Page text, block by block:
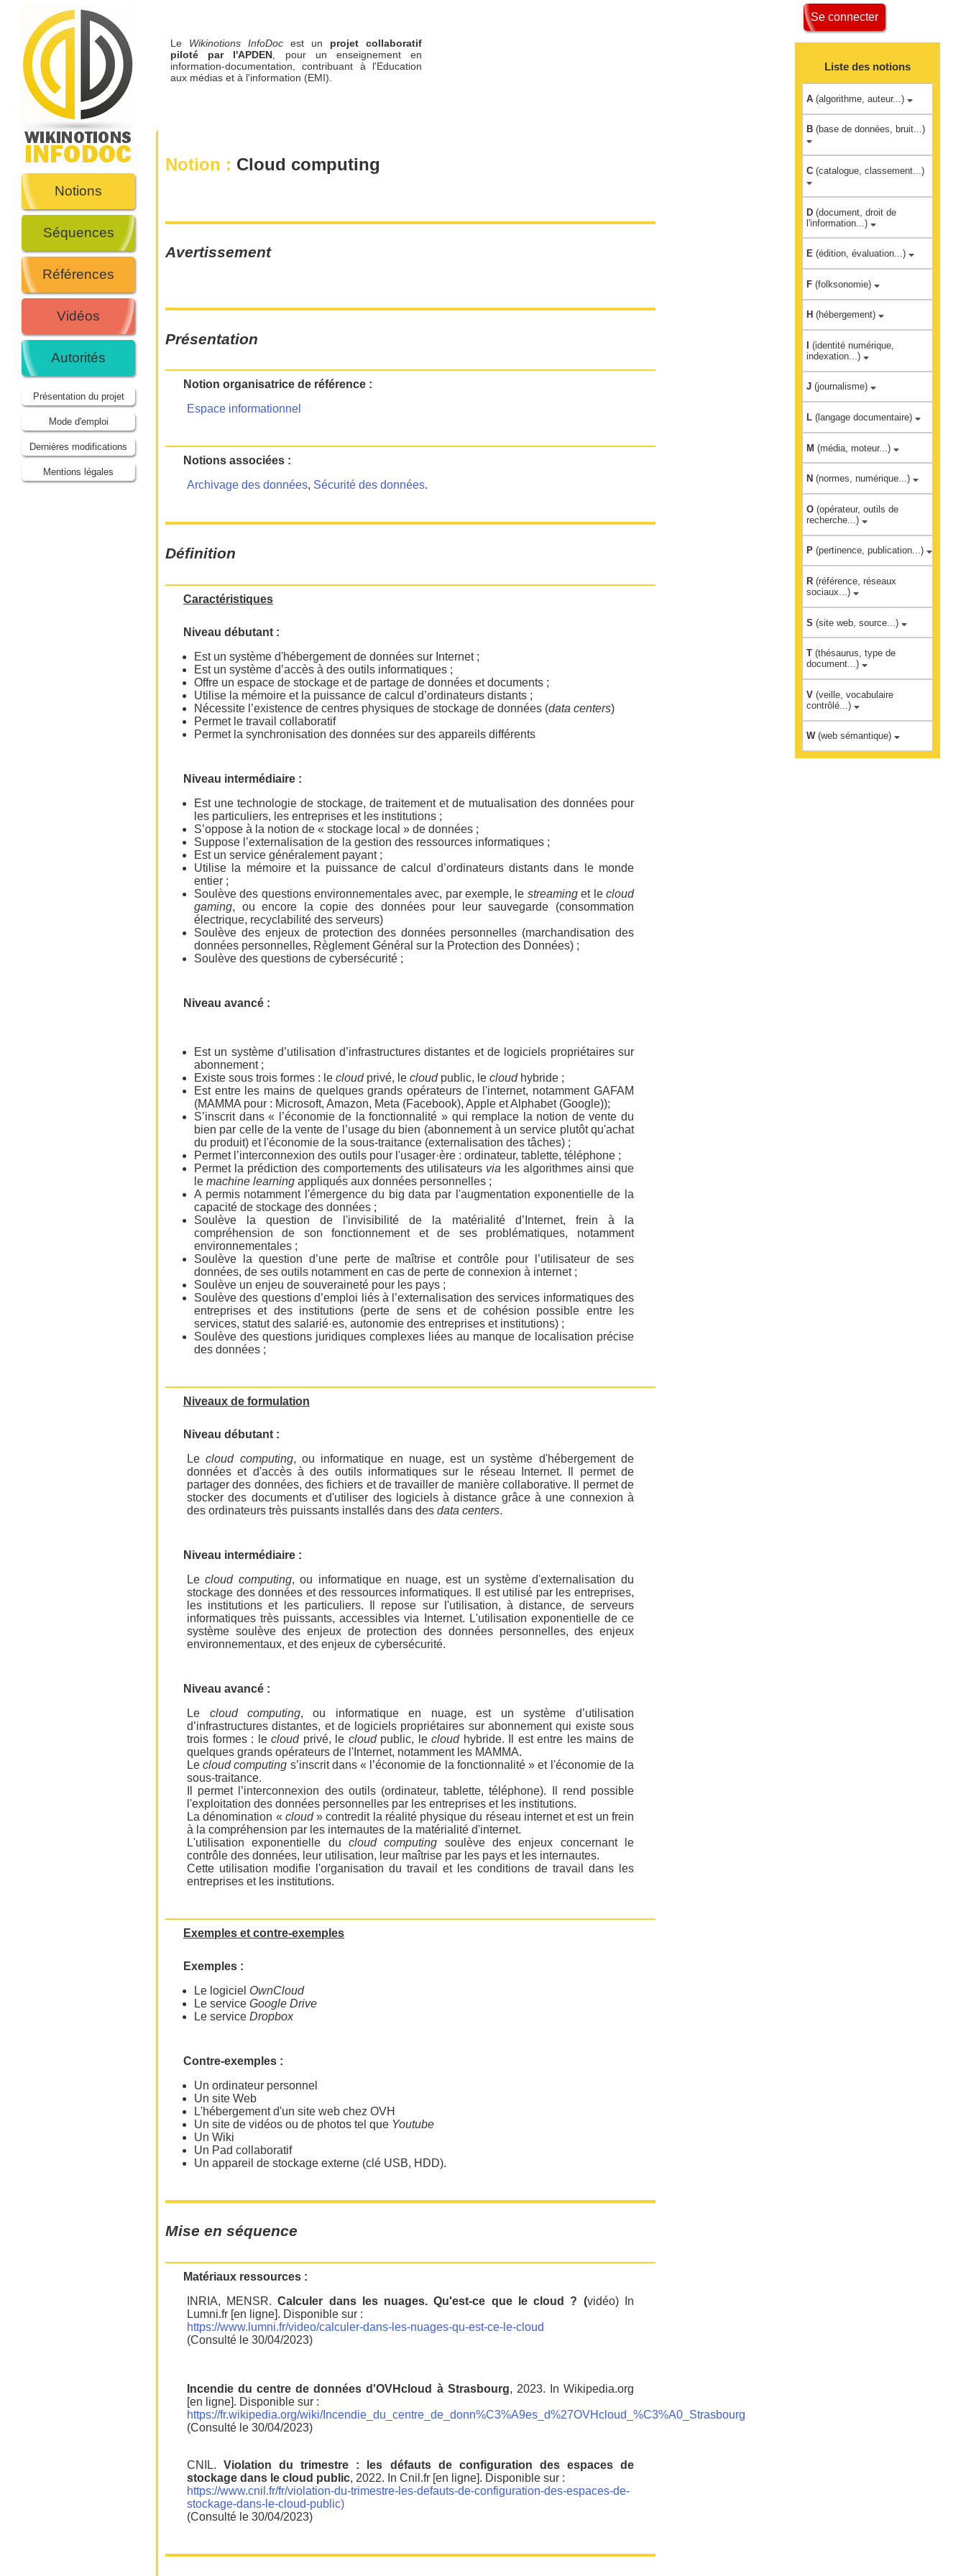
Notions
Séquences
Références
Vidéos
Autorités
Présentation du projet
Mode d'emploi
Dernières modifications
Mentions légales
Le Wikinotions InfoDoc est un projet collaboratif
piloté par l'APDEN, pour un enseignement en
information-documentation, contribuant à l'Education
aux médias et à l'information (EMI).
Notion : Cloud computing
Avertissement
Présentation
Notion organisatrice de référence :
Espace informationnel
Notions associées :
Archivage des données, Sécurité des données.
Définition
Caractéristiques
Niveau débutant :
Est un système d'hébergement de données sur Internet ;
Est un système d’accès à des outils informatiques ;
Offre un espace de stockage et de partage de données et documents ;
Utilise la mémoire et la puissance de calcul d’ordinateurs distants ;
Nécessite l’existence de centres physiques de stockage de données (data centers)
Permet le travail collaboratif
Permet la synchronisation des données sur des appareils différents
Niveau intermédiaire :
Est une technologie de stockage, de traitement et de mutualisation des données pour
les particuliers, les entreprises et les institutions ;
S’oppose à la notion de « stockage local » de données ;
Suppose l’externalisation de la gestion des ressources informatiques ;
Est un service généralement payant ;
Utilise la mémoire et la puissance de calcul d’ordinateurs distants dans le monde
entier ;
Soulève des questions environnementales avec, par exemple, le streaminget le cloud
gaming, ou encore la copie des données pour leur sauvegarde (consommation
électrique, recyclabilité des serveurs)
Soulève des enjeux de protection des données personnelles (marchandisation des
données personnelles, Règlement Général sur la Protection des Données) ;
Soulève des questions de cybersécurité ;
Niveau avancé :
Est un système d’utilisation d’infrastructures distantes et de logiciels propriétaires sur
abonnement ;
Existe sous trois formes : le cloudprivé, le cloudpublic, le cloudhybride ;
Est entre les mains de quelques grands opérateurs de l'internet, notamment GAFAM
(MAMMA pour : Microsoft, Amazon, Meta (Facebook), Apple et Alphabet (Google));
S’inscrit dans « l’économie de la fonctionnalité » qui remplace la notion de vente du
bien par celle de la vente de l’usage du bien (abonnement à un service plutôt qu'achat
du produit) et l'économie de la sous-traitance (externalisation des tâches) ;
Permet l’interconnexion des outils pour l'usager·ère : ordinateur, tablette, téléphone ;
Permet la prédiction des comportements des utilisateurs via les algorithmes ainsi que
le machine learning appliqués aux données personnelles ;
A permis notamment l'émergence du big data par l'augmentation exponentielle de la
capacité de stockage des données ;
Soulève la question de l'invisibilité de la matérialité d’Internet, frein à la
compréhension de son fonctionnement et de ses problématiques, notamment
environnementales ;
Soulève la question d’une perte de maîtrise et contrôle pour l’utilisateur de ses
données, de ses outils notamment en cas de perte de connexion à internet ;
Soulève un enjeu de souveraineté pour les pays ;
Soulève des questions d’emploi liés à l’externalisation des services informatiques des
entreprises et des institutions (perte de sens et de cohésion possible entre les
services, statut des salarié·es, autonomie des entreprises et institutions) ;
Soulève des questions juridiques complexes liées au manque de localisation précise
des données ;
Niveaux de formulation
Niveau débutant :
Lecloud computing, ou informatique en nuage, est un système d'hébergement de
données et d'accès à des outils informatiques sur le réseau Internet. Il permet de
partager des données, des fichiers et de travailler de manière collaborative. Il permet de
stocker des documents et d'utiliser des logiciels à distance grâce à une connexion à
des ordinateurs très puissants installés dans des data centers.
Niveau intermédiaire :
Lecloud computing, ou informatique en nuage, est un système d'externalisation du
stockage des données et des ressources informatiques. Il est utilisé par les entreprises,
les institutions et les particuliers. Il repose sur l'utilisation, à distance, de serveurs
informatiques très puissants, accessibles via Internet. L'utilisation exponentielle de ce
système soulève des enjeux de protection des données personnelles, des enjeux
environnementaux, et des enjeux de cybersécurité.
Niveau avancé :
Le cloud computing, ou informatique en nuage, est un système d’utilisation
d’infrastructures distantes, et de logiciels propriétaires sur abonnement qui existe sous
trois formes : lecloudprivé, le cloudpublic, lecloudhybride. Il est entre les mains de
quelques grands opérateurs de l'Internet, notamment les MAMMA.
Lecloud computing s’inscrit dans « l’économie de la fonctionnalité » et l'économie de la
sous-traitance.
Il permet l’interconnexion des outils (ordinateur, tablette, téléphone). Il rend possible
l'exploitation des données personnelles par les entreprises et les institutions.
La dénomination « cloud» contredit la réalité physique du réseau internet et est un frein
à la compréhension par les internautes de la matérialité d'internet.
L'utilisation exponentielle du cloud computing soulève des enjeux concernant le
contrôle des données, leur utilisation, leur maîtrise par les pays et les internautes.
Cette utilisation modifie l'organisation du travail et les conditions de travail dans les
entreprises et les institutions.
Exemples et contre-exemples
Exemples :
Le logiciel OwnCloud
Le service Google Drive
Le service Dropbox
Contre-exemples :
Un ordinateur personnel
Un site Web
L'hébergement d'un site web chez OVH
Un site de vidéos ou de photos tel que Youtube
Un Wiki
Un Pad collaboratif
Un appareil de stockage externe (clé USB, HDD).
Mise en séquence
Matériaux ressources :
INRIA, MENSR.Calculer dans les nuages. Qu'est-ce que le cloud ? (vidéo) In
Lumni.fr [en ligne]. Disponible sur :
https://www.lumni.fr/video/calculer-dans-les-nuages-qu-est-ce-le-cloud
(Consulté le 30/04/2023)
Incendie du centre de données d'OVHcloud à Strasbourg, 2023. In Wikipedia.org
[en ligne]. Disponible sur :
https://fr.wikipedia.org/wiki/Incendie_du_centre_de_donn%C3%A9es_d%27OVHcloud_%C3%A0_Strasbourg
(Consulté le 30/04/2023)
CNIL.Violation du trimestre : les défauts de configuration des espaces de
stockage dans le cloud public, 2022. In Cnil.fr [en ligne]. Disponible sur :
https://www.cnil.fr/fr/violation-du-trimestre-les-defauts-de-configuration-des-espaces-de-
stockage-dans-le-cloud-public)
(Consulté le 30/04/2023)
Se connecter
Liste des notions
A(algorithme, auteur...)
B(base de données, bruit...)
C(catalogue, classement...)
D(document, droit de
l'information...)
E(édition, évaluation...)
F(folksonomie)
H (hébergement)
(identité numérique,
indexation...)
J(journalisme)
L(langage documentaire)
M (média, moteur...)
N (normes, numérique...)
O(opérateur, outils de
recherche...)
P(pertinence, publication...)
R(référence, réseaux
sociaux...)
S (site web, source...)
T(thésaurus, type de
document...)
V(veille, vocabulaire
contrôlé...)
W(web sémantique)